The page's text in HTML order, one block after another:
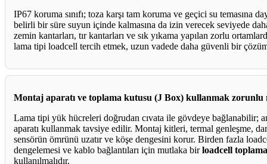
IP67 koruma sınıfı; toza karşı tam koruma ve geçici su temasına
belirli bir süre suyun içinde kalmasına da izin verecek seviyede
zemin kantarları, tır kantarları ve sık yıkama yapılan zorlu
lama tipi loadcell tercih etmek, uzun vadede daha güvenli bir
Montaj aparatı ve toplama kutusu (J Box) kullanmak zorunlu
Lama tipi yük hücreleri doğrudan cıvata ile gövdeye bağlanabilir;
aparatı kullanmak tavsiye edilir. Montaj kitleri, termal genleşme,
sensörün ömrünü uzatır ve köşe dengesini korur. Birden fazla
dengelemesi ve kablo bağlantıları için mutlaka birloadcell
kullanılmalıdır.